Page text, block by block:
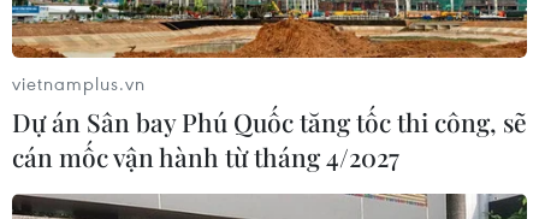
vietnamplus.vn
Dự án Sân bay Phú Quốc tăng tốc thi công, sẽ
cán mốc vận hành từ tháng 4/2027